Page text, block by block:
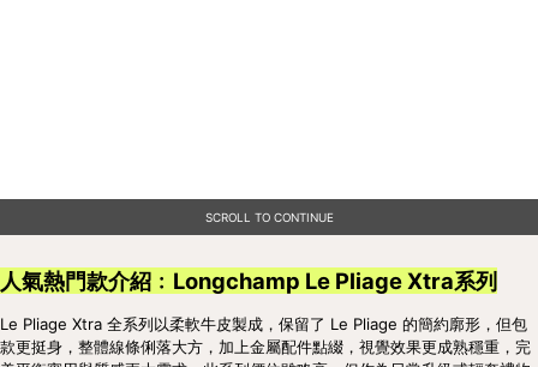
SCROLL TO CONTINUE
人氣熱門款介紹﹕Longchamp Le Pliage Xtra系列
Le Pliage Xtra 全系列以柔軟牛皮製成，保留了 Le Pliage 的簡約廓形，但包
款更挺身，整體線條俐落大方，加上金屬配件點綴，視覺效果更成熟穩重，完